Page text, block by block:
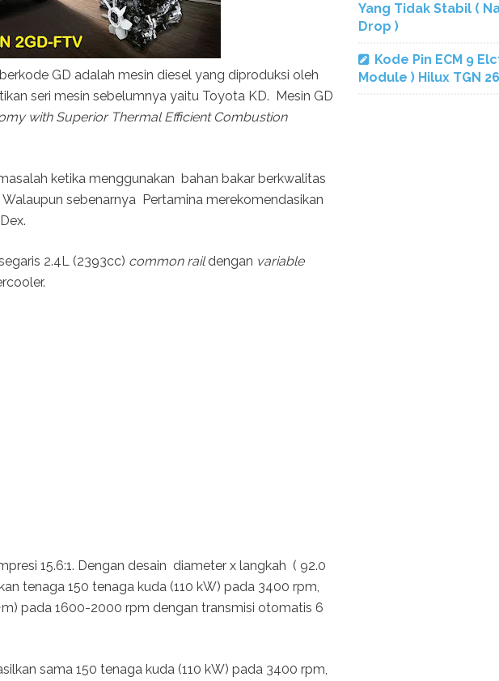
GD adalah mesin diesel yang diproduksi oleh
seri mesin sebelumnya yaitu Toyota KD. Mesin GD
with Superior Thermal Efficient Combustion
ketika menggunakan bahan bakar berkwalitas
sebenarnya Pertamina merekomendasikan
2.4L (2393cc) common raildengan variable
15.6:1. Dengan desain diameter x langkah ( 92.0
tenaga 150 tenaga kuda (110 kW) pada 3400 rpm,
pada 1600-2000 rpm dengan transmisi otomatis 6
sama 150 tenaga kuda (110 kW) pada 3400 rpm,
Yang Tidak Stabil (
Drop )
Kode Pin ECM 9
Module ) Hilux TGN 26